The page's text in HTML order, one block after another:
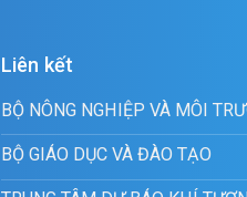
Liên kết
BỘ NÔNG NGHIỆP VÀ MÔI
BỘ GIÁO DỤC VÀ ĐÀO TẠO